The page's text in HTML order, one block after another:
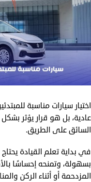
اختيار سيارات مناسبة
عادية، بل هو قرار يؤثر
السائق على الطريق.
في بداية تعلم القيادة
بسهولة، وتمنحه إحساسًا
المزدحمة أو أثناء الركن